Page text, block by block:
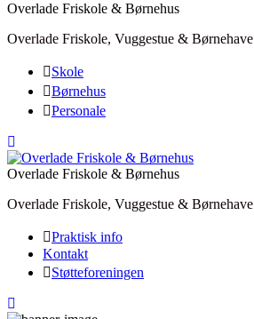
Overlade Friskole & Børnehus
Overlade Friskole, Vuggestue & Børnehave
Skole
Børnehus
Personale
Overlade Friskole & Børnehus
Overlade Friskole, Vuggestue & Børnehave
Praktisk info
Kontakt
Støtteforeningen